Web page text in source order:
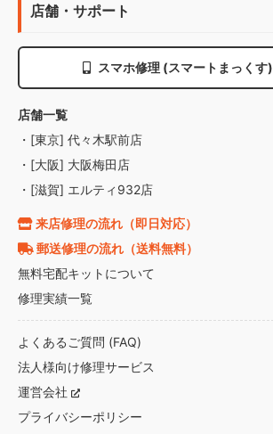
店舗・サポート
スマホ修理 (スマートまっくす)
店舗一覧
・[東京] 代々木駅前店
・[大阪] 大阪梅田店
・[滋賀] エルティ932店
来店修理の流れ（即日対応）
郵送修理の流れ（送料無料）
無料宅配キットについて
修理実績一覧
よくあるご質問 (FAQ)
法人様向け修理サービス
運営会社
プライバシーポリシー